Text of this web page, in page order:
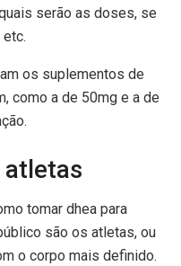
serão as doses, se
os suplementos de
como a de 50mg e a de
atletas
tomar dhea para
são os atletas, ou
o corpo mais definido.